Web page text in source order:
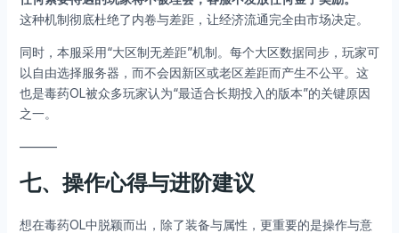
这种机制彻底杜绝了内卷与差距，让经济流通完全由市场决定。
同时，本服采用“大区制无差距”机制。每个大区数据同步，玩家可
以自由选择服务器，而不会因新区或老区差距而产生不公平。这
也是毒药OL被众多玩家认为“最适合长期投入的版本”的关键原因
之一。
———
七、操作心得与进阶建议
想在毒药OL中脱颖而出，除了装备与属性，更重要的是操作与意